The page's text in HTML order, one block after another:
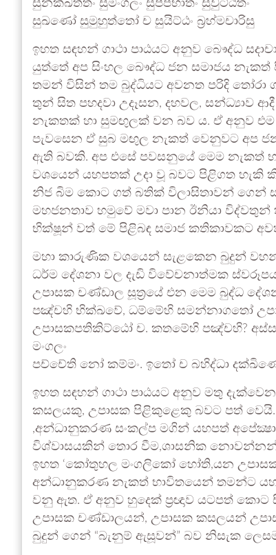
සුනක්ඛත්තං සුමංගලං සුප්පභාතං සුවුට්ඨිතං
සුඛණෝ සුමුහුත්තෝ ච සුයිට්ඨං බ්‍රහ්මචාරිසු
ඉහත සඳහන් ගාථා පාඨයට අනුව බෞද්ධ
යුත්තේ අප සිංහල බෞද්ධ ජන සමාජය
තමන් විසින් තම බුද්ධියට අවනත පරිදි තෝරා
තුන් සිත පහදවා උදෑසන, දහවල, සන්ධ්‍යාව
නැකතක් හා සුමඟුලක් වන බව ය. ඒ අනුව
පැවසෙන ඒ සුබ මඟුල නැකත් වෙනුවට අප
ඇති බවකි. අප එසේ පවසනුයේ මෙම නැකත්
වශයෙන් යහපතක් උදා වූ බවට පිළිගත හැකි
නිජ බිම කොට ගත් බතික් විලාසිතාවන් ගෙන්
මහජනතාව හමුවේ මවා පාන ඊනියා
භික්ෂූන් වත් මේ පිළිබඳ සමාජ කතිකාවකට
මහා කාරුණික වශයෙන් සැළකෙන බුදුන්
ධර්ම දේශනා වල දැඩි විවේචනාත්මක
උපාසක චණ්ඩාල සූත්‍රයේ එන මෙම බුද්ධ
පඤ්චහි භික්ඛවේ, ධම්මේහි සමන්නාගතෝ
උපාසකපතිකිට්ඨෝ ච. කතමේහි පඤ්චහි?
මංගලං
පච්චේති නෝ කම්මං. ඉතෝ ච බහිද්ධා
ඉහත සඳහන් ගාථා පාඨයට අනුව මතු
කසලයකු, උපාසක පිළිකුළෙකු බවට පත්
,අන්ධානුකරණ සංකල්ප මගින් යහපත්
විශ්වාසයකින් තොර වීම,ශාසනික
ඉහත ‘කෝතුහල මංගලිකෝ හෝති,යන
අන්ධානුකරණ නැකත් භාවිතයෙන් තමන්ට
වනු ඇත. ඒ අනුව හුදෙක් ප්‍රඥාව යටපත් කොට
උපාසක චණ්ඩාලයන්, උපාසක කසලයන්
බුදුන් ගෙන් “බැනුම් ඇසූවන්” බව නිසැක